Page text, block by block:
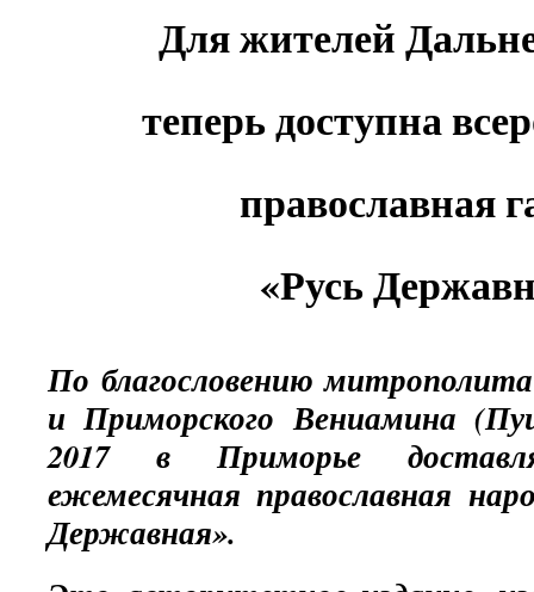
Для жителей
теперь доступна
православная
«Русь
По благословению
и Приморского Вениамина
2017 в Приморье
ежемесячная православная
Державная».